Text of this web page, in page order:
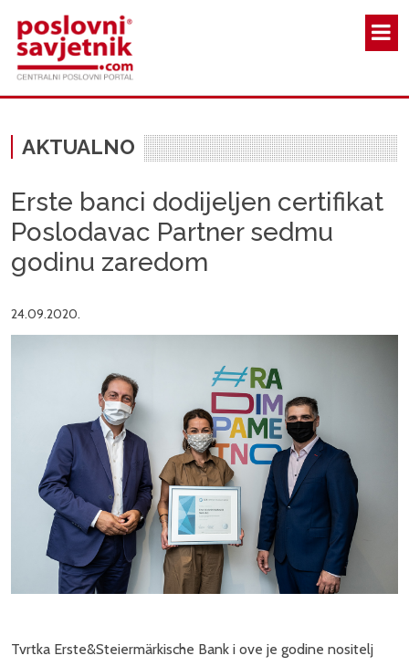
AKTUALNO
Erste banci dodijeljen certifikat
Poslodavac Partner sedmu
godinu zaredom
24.09.2020.
Tvrtka Erste&Steiermärkische Bank i ove je godine nositelj